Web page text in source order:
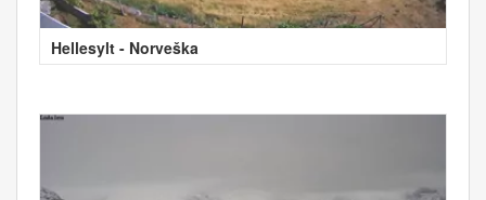
Hellesylt - Norveška